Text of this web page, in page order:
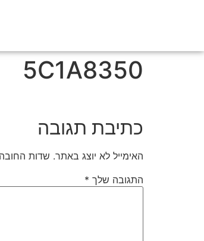
5C1A8350
כתיבת תגובה
האימייל לא יוצג באתר. שדות
התגובה שלך *